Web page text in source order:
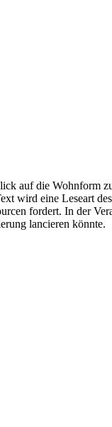
auf die Wohnform
wird eine Leseart
fordert. In der
lancieren könnte.